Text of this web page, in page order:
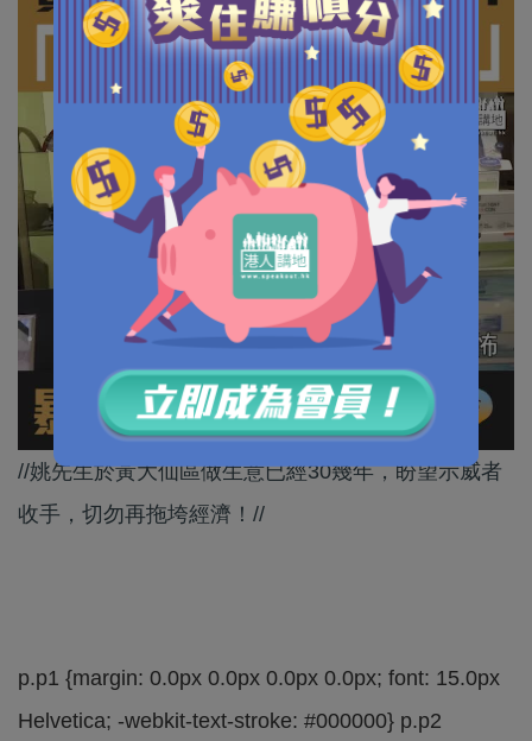
//姚先生於黃大仙區做生意已經30幾年，盼望示威者
收手，切勿再拖垮經濟！//
p.p1 {margin: 0.0px 0.0px 0.0px 0.0px; font: 15.0px
Helvetica; -webkit-text-stroke: #000000} p.p2